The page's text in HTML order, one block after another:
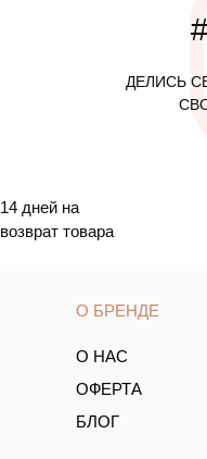
ДЕЛИСЬ
14 дней на
возврат товара
О БРЕНДЕ
О НАС
ОФЕРТА
БЛОГ